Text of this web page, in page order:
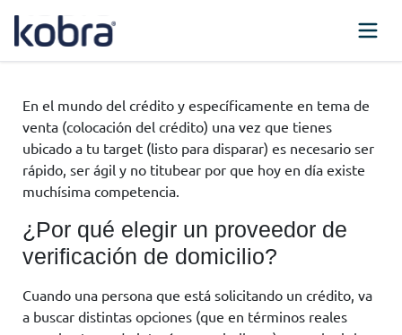
En el mundo del crédito y específicamente en tema de
venta (colocación del crédito) una vez que tienes
ubicado a tu target (listo para disparar) es necesario ser
rápido, ser ágil y no titubear por que hoy en día existe
muchísima competencia.
¿Por qué elegir un proveedor de
verificación de domicilio?
Cuando una persona que está solicitando un crédito, va
a buscar distintas opciones (que en términos reales